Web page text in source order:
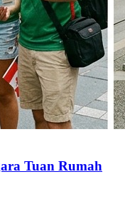
Tuan Rumah